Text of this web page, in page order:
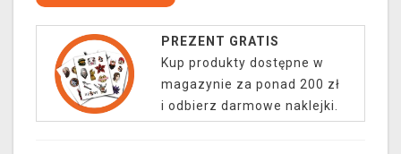
PREZENT GRATIS
Kup produkty dostępne w
magazynie za ponad 200 zł
i odbierz darmowe naklejki.